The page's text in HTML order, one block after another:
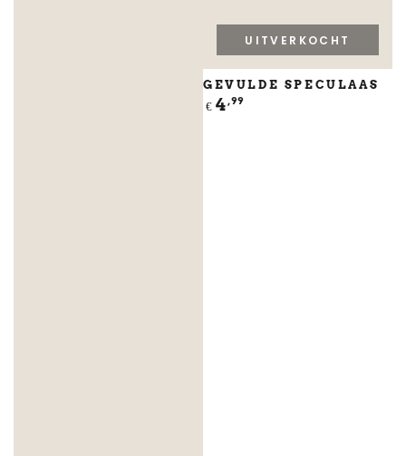
GEVULDE SPECULAAS
Normale
€ 4,99
UITVERKOCHT